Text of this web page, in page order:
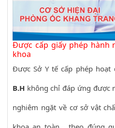
Được cấp giấy phép hành
khoa
Được Sở Y tế cấp phép hoạt
B.H không chỉ đáp ứng được
nghiêm ngặt về cơ sở vật